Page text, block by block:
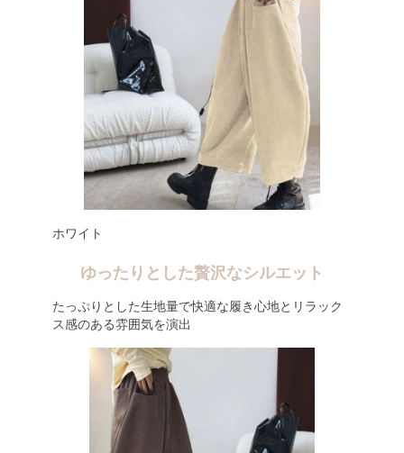
ホワイト
ゆったりとした贅沢なシルエット
たっぷりとした生地量で快適な履き心地とリラック
ス感のある雰囲気を演出